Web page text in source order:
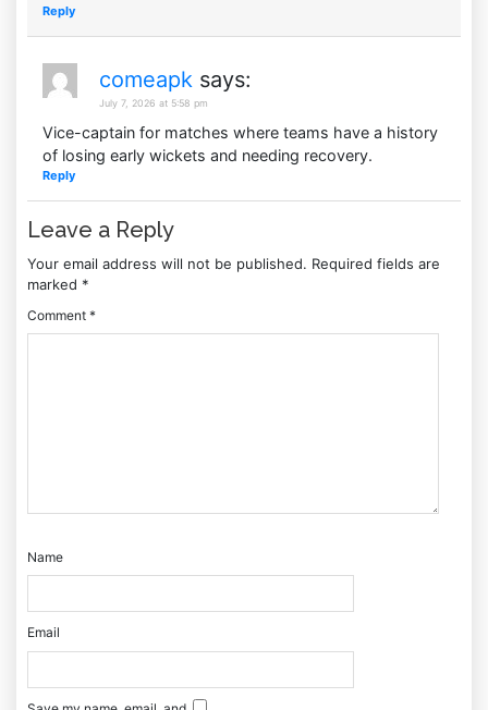
Reply
comeapk says:
July 7, 2026 at 5:58 pm
Vice-captain for matches where teams have a history
of losing early wickets and needing recovery.
Reply
Leave a Reply
Your email address will not be published. Required fields are
marked *
Comment *
Name
Email